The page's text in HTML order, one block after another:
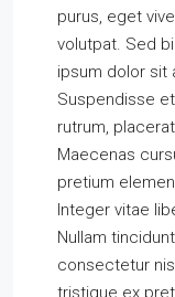
purus, eget
volutpat. Sed
ipsum dolor sit
Suspendisse
rutrum,
Maecenas
pretium
Integer vitae
Nullam
consectetur
tristique ex